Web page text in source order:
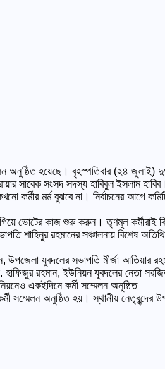
অনুষ্ঠিত হয়েছে। বৃহস্পতিবার (২৪
সাবেক সংসদ সদস্য হাবিবুল ইসলাম হাবিব।
মর্ম বুঝবে না। নির্বাচনের আগে
ভোটের কাজ শুরু করুন। তৃণমূল কর্মীরাই
শাহিনুর রহমানের সঞ্চালনায় বিশেষ
যুবদলের সভাপতি মীর্জা আতিয়ার
রহমান, ইউনিয়ন যুবদলের নেতা
একইদিনে কর্মী সম্মেলন অনুষ্ঠিত
সম্মেলন অনুষ্ঠিত হয়। স্থানীয় নেতৃবৃন্দের